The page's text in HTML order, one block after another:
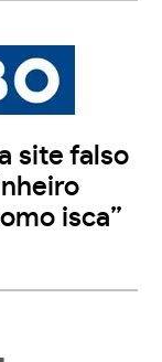
site falso
isca”